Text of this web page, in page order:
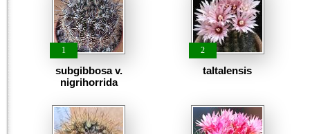
1
subgibbosa v.
nigrihorrida
2
taltalensis